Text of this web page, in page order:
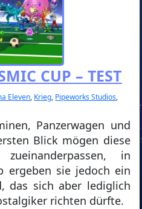
CUP – TEST
Eleven, Krieg, Pipeworks Studios,
Panzerwagen und
Blick mögen diese
in
ergeben sie jedoch ein
das sich aber lediglich
richten dürfte.